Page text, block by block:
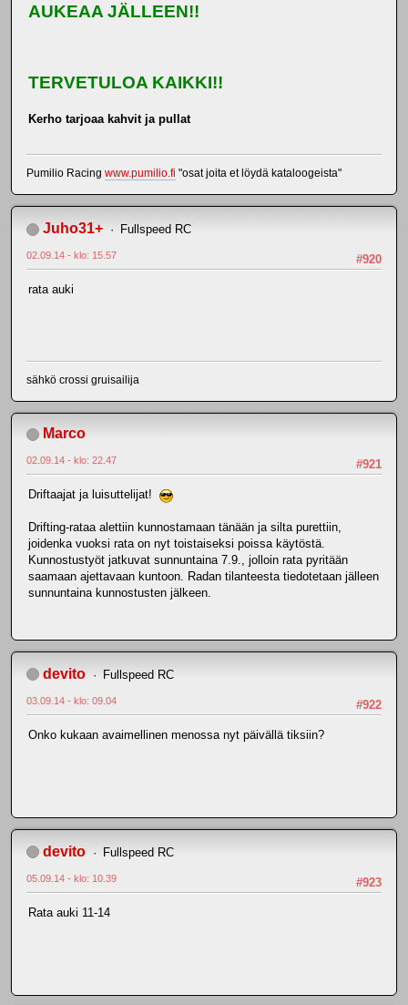
AUKEAA JÄLLEEN!!
TERVETULOA KAIKKI!!
Kerho tarjoaa kahvit ja pullat
Pumilio Racing www.pumilio.fi "osat joita et löydä kataloogeista"
Juho31+ Fullspeed RC
#920
02.09.14 - klo: 15.57
rata auki
sähkö crossi gruisailija
Marco
#921
02.09.14 - klo: 22.47
Driftaajat ja luisuttelijat!
Drifting-rataa alettiin kunnostamaan tänään ja silta purettiin,
joidenka vuoksi rata on nyt toistaiseksi poissa käytöstä.
Kunnostustyöt jatkuvat sunnuntaina 7.9., jolloin rata pyritään
saamaan ajettavaan kuntoon. Radan tilanteesta tiedotetaan jälleen
sunnuntaina kunnostusten jälkeen.
devito Fullspeed RC
#922
03.09.14 - klo: 09.04
Onko kukaan avaimellinen menossa nyt päivällä tiksiin?
devito Fullspeed RC
#923
05.09.14 - klo: 10.39
Rata auki 11-14